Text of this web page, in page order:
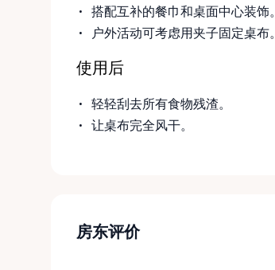
搭配互补的餐巾和桌面中心装饰。
户外活动可考虑用夹子固定桌布。
使用后
轻轻刮去所有食物残渣。
让桌布完全风干。
房东评价